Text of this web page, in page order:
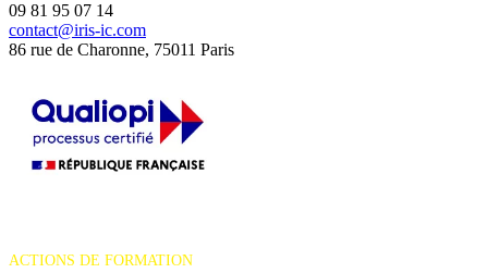
09 81 95 07 14
contact@iris-ic.com
86 rue de Charonne, 75011 Paris
ACTIONS DE FORMATION